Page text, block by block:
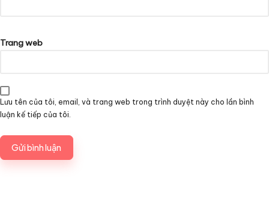
Trang web
Lưu tên của tôi, email, và trang web trong trình duyệt này cho lần bình
luận kế tiếp của tôi.